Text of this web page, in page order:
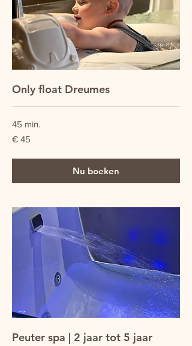
Only float Dreumes
45 min.
45
euro
€ 45
Nu boeken
Peuter spa | 2 jaar tot 5 jaar